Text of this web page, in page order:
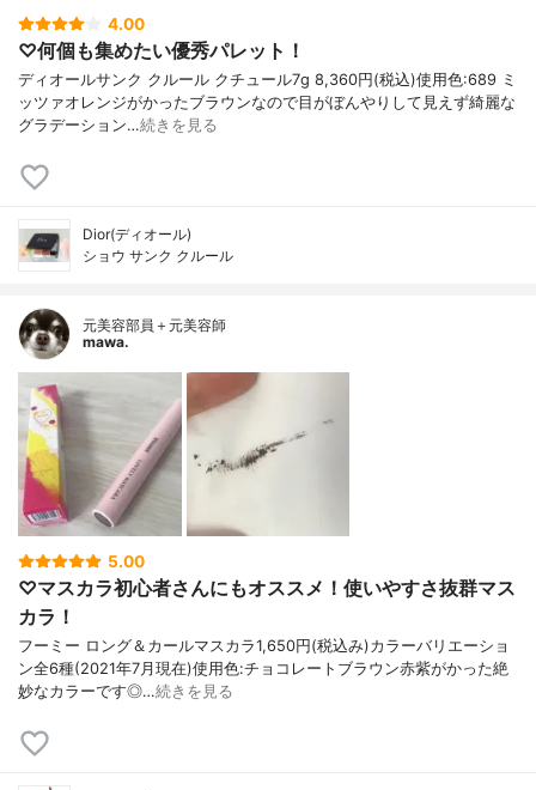
4.00
♡何個も集めたい優秀パレット！
ディオールサンク クルール クチュール7g 8,360円(税込)使用色:689 ミ
ッツァオレンジがかったブラウンなので目がぼんやりして見えず綺麗な
グラデーション…続きを見る
Dior(ディオール)
ショウ サンク クルール
元美容部員＋元美容師
mawa.
5.00
♡マスカラ初心者さんにもオススメ！使いやすさ抜群マス
カラ！
フーミー ロング＆カールマスカラ1,650円(税込み)カラーバリエーショ
ン全6種(2021年7月現在)使用色:チョコレートブラウン赤紫がかった絶
妙なカラーです◎…続きを見る